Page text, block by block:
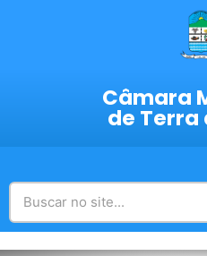
Câmara
de Terra